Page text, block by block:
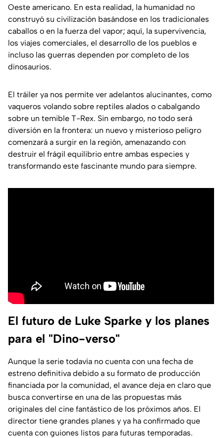
Oeste americano. En esta realidad, la humanidad no
construyó su civilización basándose en los tradicionales
caballos o en la fuerza del vapor; aquí, la supervivencia,
los viajes comerciales, el desarrollo de los pueblos e
incluso las guerras dependen por completo de los
dinosaurios.
El tráiler ya nos permite ver adelantos alucinantes, como
vaqueros volando sobre reptiles alados o cabalgando
sobre un temible T-Rex. Sin embargo, no todo será
diversión en la frontera: un nuevo y misterioso peligro
comenzará a surgir en la región, amenazando con
destruir el frágil equilibrio entre ambas especies y
transformando este fascinante mundo para siempre.
El futuro de Luke Sparke y los planes
para el "Dino-verso"
Aunque la serie todavía no cuenta con una fecha de
estreno definitiva debido a su formato de producción
financiada por la comunidad, el avance deja en claro que
busca convertirse en una de las propuestas más
originales del cine fantástico de los próximos años. El
director tiene grandes planes y ya ha confirmado que
cuenta con guiones listos para futuras temporadas.